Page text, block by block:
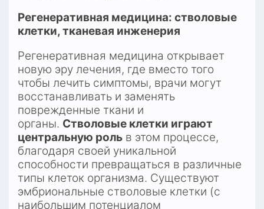
Регенеративная медицина: стволовые
клетки, тканевая инженерия
Регенеративная медицина открывает
новую эру лечения, где вместо того
чтобы лечить симптомы, врачи могут
восстанавливать и заменять
поврежденные ткани и
органы. Стволовые клетки играют
центральную роль в этом процессе,
благодаря своей уникальной
способности превращаться в различные
типы клеток организма. Существуют
эмбриональные стволовые клетки (с
наибольшим потенциалом